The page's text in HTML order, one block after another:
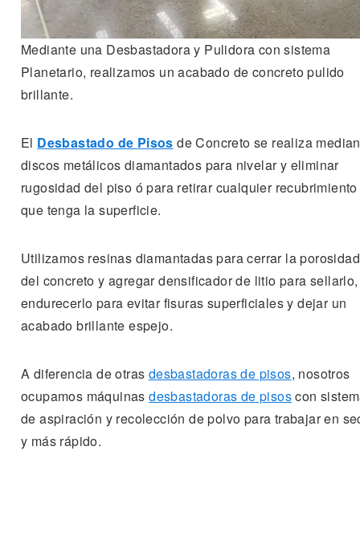
Mediante una Desbastadora y Pulidora con sistema
Planetario, realizamos un acabado de concreto pulido
brillante.
El Desbastado de Pisos de Concreto se realiza
discos metálicos diamantados para nivelar y eliminar
rugosidad del piso ó para retirar cualquier recubrimiento
que tenga la superficie.
Utilizamos resinas diamantadas para cerrar la porosidad
del concreto y agregar densificador de litio para sellarlo,
endurecerlo para evitar fisuras superficiales y dejar un
acabado brillante espejo.
A diferencia de otras desbastadoras de pisos, nosotros
ocupamos máquinasdesbastadoras de pisoscon
de aspiración y recolección de polvo para trabajar en
y más rápido.